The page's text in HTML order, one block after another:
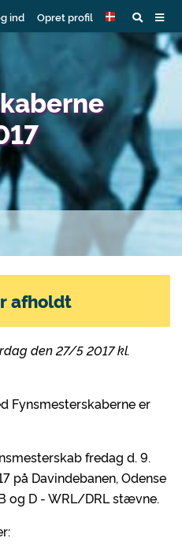
ind Opret profil
den 27/5 2017 kl.
Fynsmesterskaberne er
fredag d. 9.
på Davindebanen, Odense
og D - WRL/DRL stævne.
afholdt